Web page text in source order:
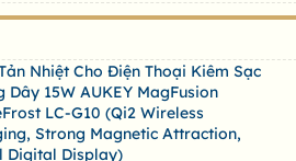
Nhiệt Cho Điện Thoại Kiêm Sạc
Dây 15W AUKEY MagFusion
LC-G10 (Qi2 Wireless
Strong Magnetic Attraction,
Digital Display)